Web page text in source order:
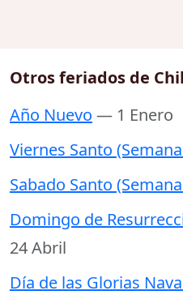
Otros feriados de
Año Nuevo — 1 Enero
Viernes Santo
Sabado Santo
Domingo de
24 Abril
Día de las Glorias